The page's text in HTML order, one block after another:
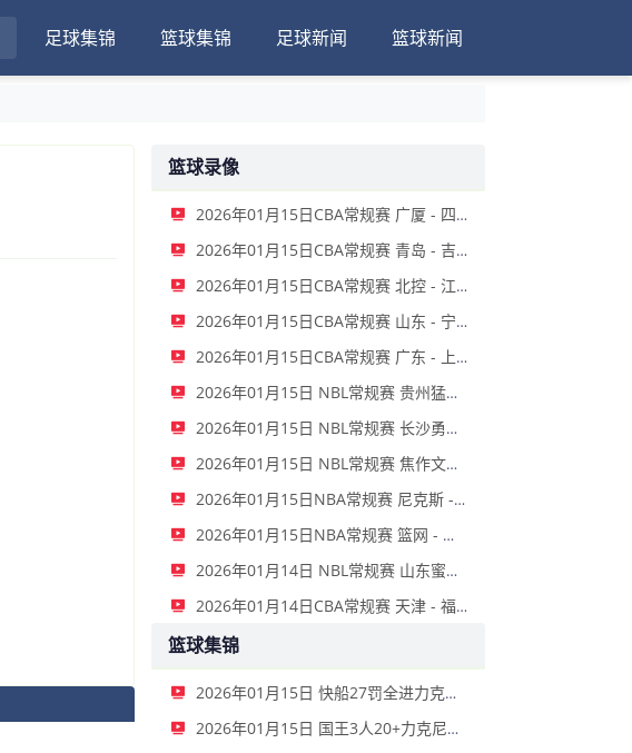
足球集锦 篮球集锦 足球新闻 篮球新闻
篮球录像
2026年01月15日CBA常规赛 广厦 - 四川 全场录像
2026年01月15日CBA常规赛 青岛 - 吉林 全场录像
2026年01月15日CBA常规赛 北控 - 江苏 全场录像
2026年01月15日CBA常规赛 山东 - 宁波 全场录像
2026年01月15日CBA常规赛 广东 - 上海 全场录像
2026年01月15日 NBL常规赛 贵州猛龙 VS 合肥狂风 全场录像
2026年01月15日 NBL常规赛 长沙勇胜 VS 安徽皖江龙 全场录像
2026年01月15日 NBL常规赛 焦作文旅 VS 香港金牛 全场录像
2026年01月15日NBA常规赛 尼克斯 - 国王 全场录像
2026年01月15日NBA常规赛 篮网 - 鹈鹕 全场录像
2026年01月14日 NBL常规赛 山东蜜獾 VS 上海玄鸟 全场录像
2026年01月14日CBA常规赛 天津 - 福建 全场录像
篮球集锦
2026年01月15日 快船27罚全进力克奇才迎来4连胜 哈登22+5+8 伦纳德33分4断
2026年01月15日 国王3人20+力克尼克斯 德罗赞里程碑 威少11助 布伦森伤退